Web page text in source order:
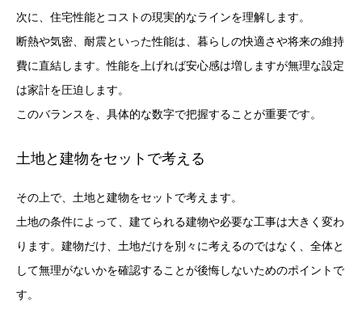
次に、住宅性能とコストの現実的なラインを理解します。
断熱や気密、耐震といった性能は、暮らしの快適さや将来の維持
費に直結します。性能を上げれば安心感は増しますが無理な設定
は家計を圧迫します。
このバランスを、具体的な数字で把握することが重要です。
土地と建物をセットで考える
その上で、土地と建物をセットで考えます。
土地の条件によって、建てられる建物や必要な工事は大きく変わ
ります。建物だけ、土地だけを別々に考えるのではなく、全体と
して無理がないかを確認することが後悔しないためのポイントで
す。